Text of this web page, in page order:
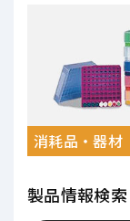
消耗品・器材
製品情報検索